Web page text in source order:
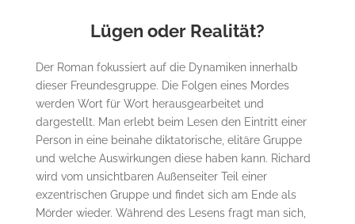
Lügen oder Realität?
Der Roman fokussiert auf die Dynamiken innerhalb
dieser Freundesgruppe. Die Folgen eines Mordes
werden Wort für Wort herausgearbeitet und
dargestellt. Man erlebt beim Lesen den Eintritt einer
Person in eine beinahe diktatorische, elitäre Gruppe
und welche Auswirkungen diese haben kann. Richard
wird vom unsichtbaren Außenseiter Teil einer
exzentrischen Gruppe und findet sich am Ende als
Mörder wieder. Während des Lesens fragt man sich,